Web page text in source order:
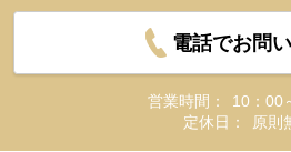
電話でお問
営業時間：
10：00
定休日：
原則